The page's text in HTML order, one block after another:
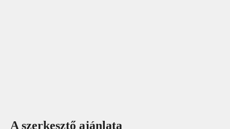
A szerkesztő ajánlata